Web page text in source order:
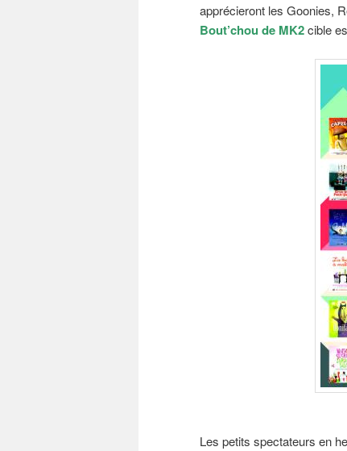
apprécieront les Goonies,
Bout’chou de MK2cible
Les petits spectateurs en